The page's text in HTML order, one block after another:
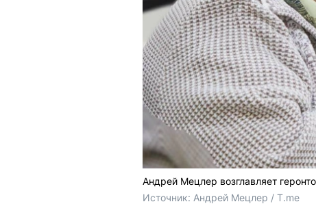
Андрей Мецлер возглавляет
Источник: Андрей Мецлер / T.me